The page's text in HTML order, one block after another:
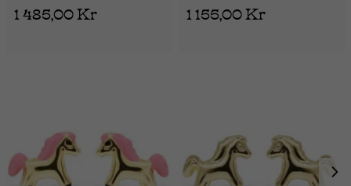
1 485,00 Kr 1 155,00 Kr